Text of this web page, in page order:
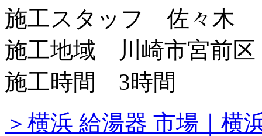
施工スタッフ 佐々木
施工地域 川崎市宮前区
施工時間 3時間
＞横浜 給湯器 市場｜横